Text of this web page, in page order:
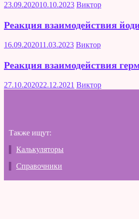
23.09.202010.10.2023 Виктор
Реакция взаимодействия
16.09.202011.03.2023 Виктор
Реакция взаимодействия
27.10.202022.12.2021 Виктор
Также ищут:
Калькуляторы
Справочники